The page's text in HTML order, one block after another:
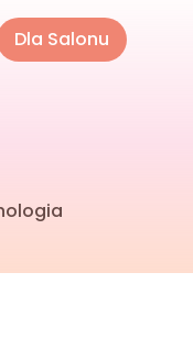
Dla Salonu